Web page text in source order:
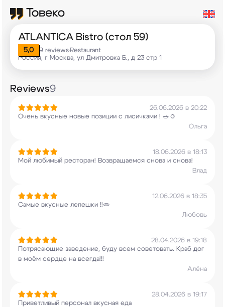
ATLANTICA Bistro (стол 59)
5,0 9 reviews•Restaurant
Россия, г Москва, ул Дмитровка Б., д 23 стр 1
Reviews9
26.06.2026 в 20:22
Очень вкусные новые позиции с лисичками ! 🥗☺️
Ольга
18.06.2026 в 18:13
Мой любимый ресторан! Возвращаемся снова и снова!
Влад
12.06.2026 в 18:35
Самые вкусные лепешки !!🫓
Любовь
28.04.2026 в 19:18
Потрясающие заведение, буду всем советовать. Краб дог
в моём сердце на всегда!!!
Алёна
28.04.2026 в 19:17
Приветливый персонал вкусная еда